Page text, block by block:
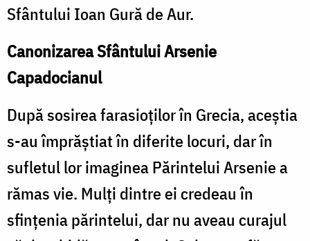
Sfântului Ioan Gură de Aur.
Canonizarea Sfântului Arsenie
Capadocianul
După sosirea farasioţilor în Grecia, aceştia
s-au împrăştiat în diferite locuri, dar în
sufletul lor imaginea Părintelui Arsenie a
rămas vie. Mulţi dintre ei credeau în
sfinţenia părintelui, dar nu aveau curajul